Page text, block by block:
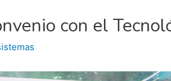
con el